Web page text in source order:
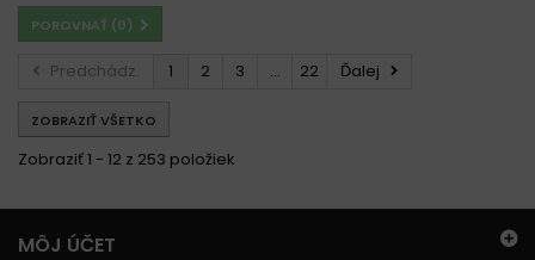
POROVNAŤ (0)
Predchádz. 1 2 3 ... 22 Ďalej
ZOBRAZIŤ VŠETKO
Zobraziť 1 - 12 z 253 položiek
MÔJ ÚČET